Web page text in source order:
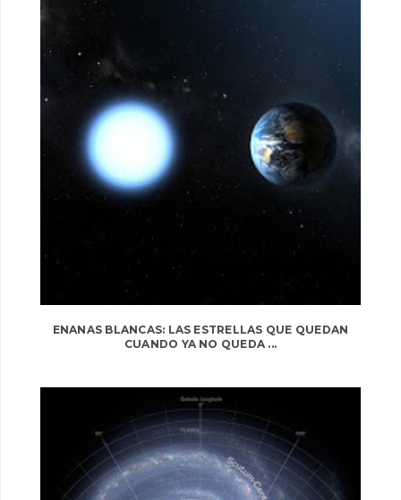
ENANAS BLANCAS: LAS ESTRELLAS QUE QUEDAN
CUANDO YA NO QUEDA ...